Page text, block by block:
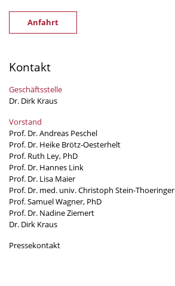
Anfahrt
Kontakt
Geschäftsstelle
Dr. Dirk Kraus
Vorstand
Prof. Dr. Andreas Peschel
Prof. Dr. Heike Brötz-Oesterhelt
Prof. Ruth Ley, PhD
Prof. Dr. Hannes Link
Prof. Dr. Lisa Maier
Prof. Dr. med. univ. Christoph Stein-Thoeringer
Prof. Samuel Wagner, PhD
Prof. Dr. Nadine Ziemert
Dr. Dirk Kraus
Pressekontakt